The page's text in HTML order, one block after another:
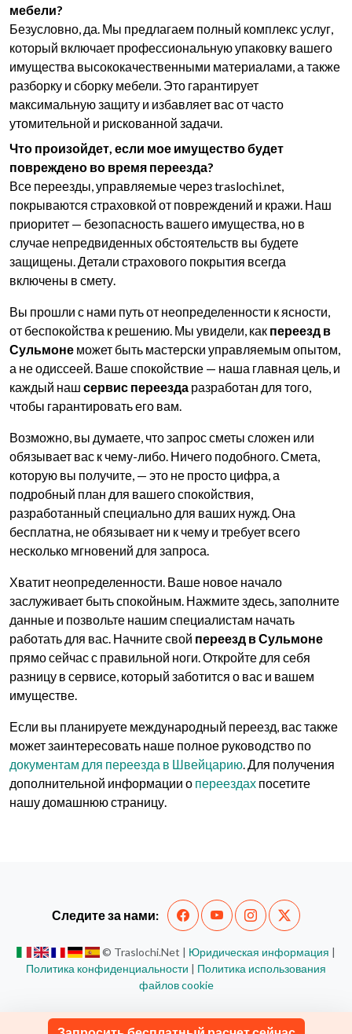
мебели?
Безусловно, да. Мы предлагаем полный комплекс услуг,
который включает профессиональную упаковку вашего
имущества высококачественными материалами, а также
разборку и сборку мебели. Это гарантирует
максимальную защиту и избавляет вас от часто
утомительной и рискованной задачи.
Что произойдет, если мое имущество будет
повреждено во время переезда?
Все переезды, управляемые через traslochi.net,
покрываются страховкой от повреждений и кражи. Наш
приоритет — безопасность вашего имущества, но в
случае непредвиденных обстоятельств вы будете
защищены. Детали страхового покрытия всегда
включены в смету.
Вы прошли с нами путь от неопределенности к ясности,
от беспокойства к решению. Мы увидели, как переезд в
Сульмоне может быть мастерски управляемым опытом,
а не одиссеей. Ваше спокойствие — наша главная цель, и
каждый наш сервис переезда разработан для того,
чтобы гарантировать его вам.
Возможно, вы думаете, что запрос сметы сложен или
обязывает вас к чему-либо. Ничего подобного. Смета,
которую вы получите, — это не просто цифра, а
подробный план для вашего спокойствия,
разработанный специально для ваших нужд. Она
бесплатна, не обязывает ни к чему и требует всего
несколько мгновений для запроса.
Хватит неопределенности. Ваше новое начало
заслуживает быть спокойным. Нажмите здесь, заполните
данные и позвольте нашим специалистам начать
работать для вас. Начните свой переезд в Сульмоне
прямо сейчас с правильной ноги. Откройте для себя
разницу в сервисе, который заботится о вас и вашем
имуществе.
Если вы планируете международный переезд, вас также
может заинтересовать наше полное руководство по
документам для переезда в Швейцарию. Для получения
дополнительной информации о переездах посетите
нашу домашнюю страницу.
Следите за нами:
© Traslochi.Net | Юридическая информация |
Политика конфиденциальности | Политика использования
файлов cookie